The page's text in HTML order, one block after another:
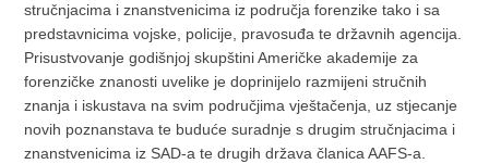
stručnjacima i znanstvenicima iz područja forenzike tako i sa
predstavnicima vojske, policije, pravosuđa te državnih agencija.
Prisustvovanje godišnjoj skupštini Američke akademije za
forenzičke znanosti uvelike je doprinijelo razmijeni stručnih
znanja i iskustava na svim područjima vještačenja, uz stjecanje
novih poznanstava te buduće suradnje s drugim stručnjacima i
znanstvenicima iz SAD-a te drugih država članica AAFS-a.